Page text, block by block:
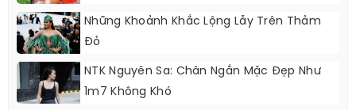
Những Khoảnh Khắc Lộng Lẫy Trên Thảm
Đỏ
NTK Nguyên Sa: Chân Ngắn Mặc Đẹp Như
1m7 Không Khó